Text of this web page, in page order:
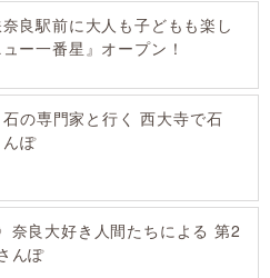
奈良駅前に大人も子どもも楽し
ー一番星』オープン！
石の専門家と行く 西大寺で石
ぽ
奈良大好き人間たちによる 第2
んぽ